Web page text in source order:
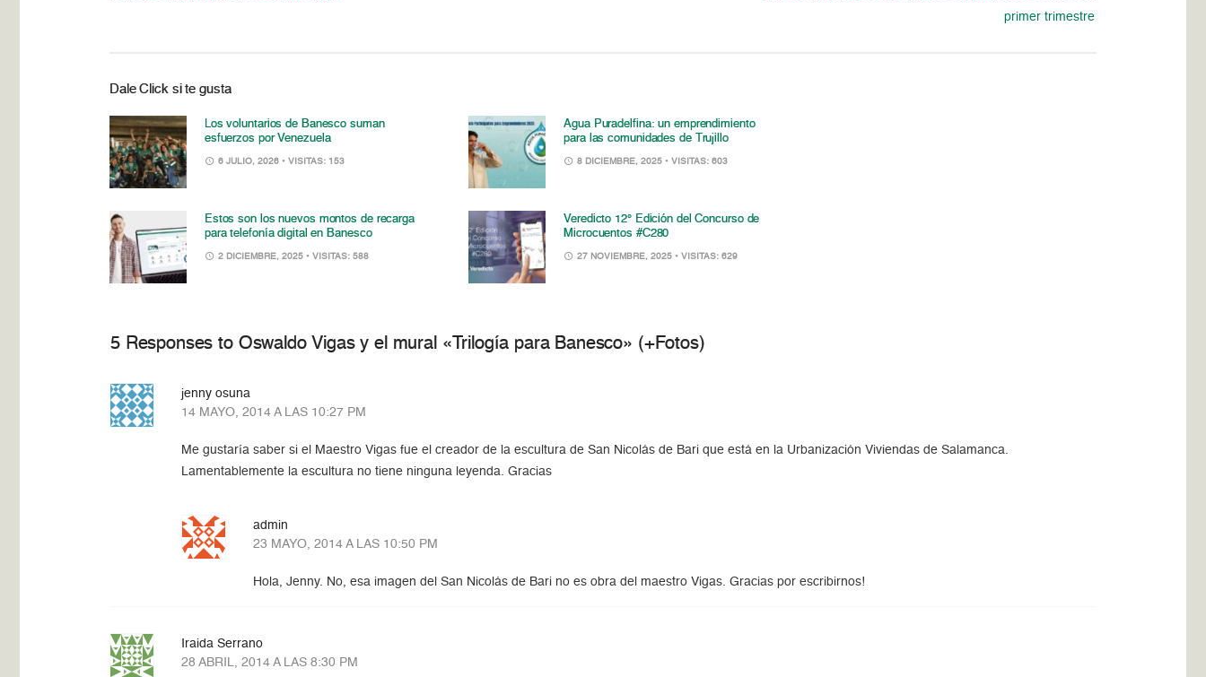
primer trimestre
Dale Click si te gusta
Los voluntarios de Banesco suman
esfuerzos por Venezuela
6 JULIO, 2026 • VISITAS: 153
Agua Puradelfina: un emprendimiento
para las comunidades de Trujillo
8 DICIEMBRE, 2025 • VISITAS: 603
Estos son los nuevos montos de recarga
para telefonía digital en Banesco
2 DICIEMBRE, 2025 • VISITAS: 588
Veredicto 12° Edición del Concurso de
Microcuentos #C280
27 NOVIEMBRE, 2025 • VISITAS: 629
5 Responses to Oswaldo Vigas y el mural «Trilogía para Banesco» (+Fotos)
jenny osuna
14 MAYO, 2014 A LAS 10:27 PM
Me gustaría saber si el Maestro Vigas fue el creador de la escultura de San Nicolás de Bari que está en la Urbanización Viviendas de Salamanca.
Lamentablemente la escultura no tiene ninguna leyenda. Gracias
admin
23 MAYO, 2014 A LAS 10:50 PM
Hola, Jenny. No, esa imagen del San Nicolás de Bari no es obra del maestro Vigas. Gracias por escribirnos!
Iraida Serrano
28 ABRIL, 2014 A LAS 8:30 PM